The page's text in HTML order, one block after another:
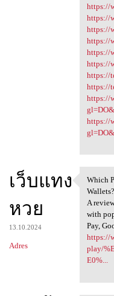
https://
https://
https://
https://
https://
https://
https://
https://
https://
https://
เว็บแทง
หวย
13.10.2024
Adres
Which
Which
Wallets?
A
with
Pay,
https://
play/
E0%...